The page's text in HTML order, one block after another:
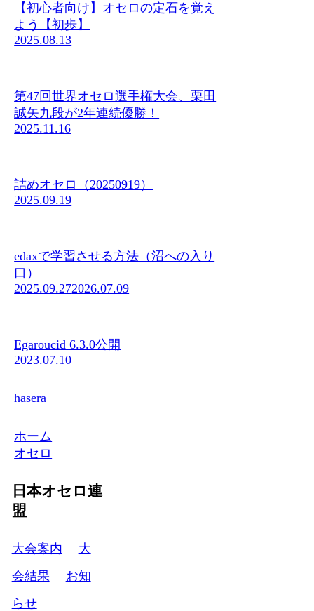
【初心者向け】オセロの定石を覚え
よう【初歩】
2025.08.13
第47回世界オセロ選手権大会、栗田
誠矢九段が2年連続優勝！
2025.11.16
詰めオセロ（20250919）
2025.09.19
edaxで学習させる方法（沼への入り
口）
2025.09.272026.07.09
Egaroucid 6.3.0公開
2023.07.10
hasera
ホーム
オセロ
日本オセロ連
盟
大会案内
大
会結果
お知
らせ